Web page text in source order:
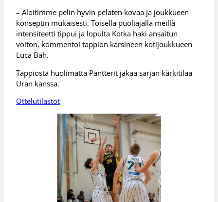
– Aloitimme pelin hyvin pelaten kovaa ja joukkueen
konseptin mukaisesti. Toisella puoliajalla meillä
intensiteetti tippui ja lopulta Kotka haki ansaitun
voiton, kommentoi tappion kärsineen kotijoukkueen
Luca Bah.
Tappiosta huolimatta Pantterit jakaa sarjan kärkitilaa
Uran kanssa.
Ottelutilastot